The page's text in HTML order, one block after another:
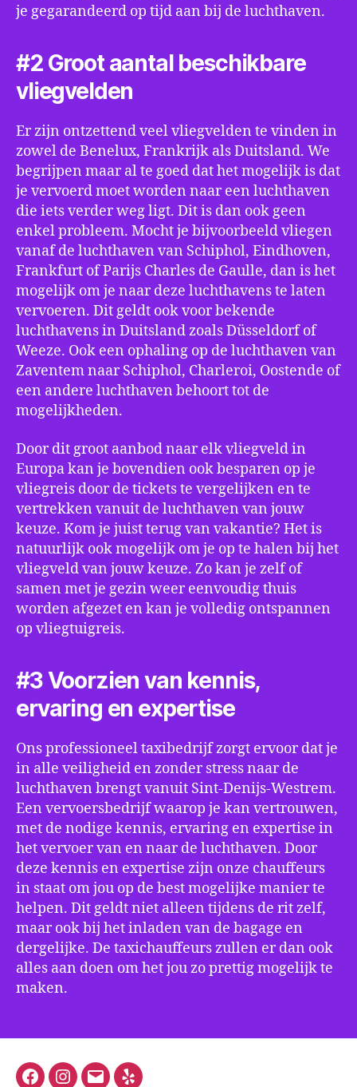
je gegarandeerd op tijd aan bij de luchthaven.
#2 Groot aantal beschikbare
vliegvelden
Er zijn ontzettend veel vliegvelden te vinden in
zowel de Benelux, Frankrijk als Duitsland. We
begrijpen maar al te goed dat het mogelijk is dat
je vervoerd moet worden naar een luchthaven
die iets verder weg ligt. Dit is dan ook geen
enkel probleem. Mocht je bijvoorbeeld vliegen
vanaf de luchthaven van Schiphol, Eindhoven,
Frankfurt of Parijs Charles de Gaulle, dan is het
mogelijk om je naar deze luchthavens te laten
vervoeren. Dit geldt ook voor bekende
luchthavens in Duitsland zoals Düsseldorf of
Weeze. Ook een ophaling op de luchthaven van
Zaventem naar Schiphol, Charleroi, Oostende of
een andere luchthaven behoort tot de
mogelijkheden.
Door dit groot aanbod naar elk vliegveld in
Europa kan je bovendien ook besparen op je
vliegreis door de tickets te vergelijken en te
vertrekken vanuit de luchthaven van jouw
keuze. Kom je juist terug van vakantie? Het is
natuurlijk ook mogelijk om je op te halen bij het
vliegveld van jouw keuze. Zo kan je zelf of
samen met je gezin weer eenvoudig thuis
worden afgezet en kan je volledig ontspannen
op vliegtuigreis.
#3 Voorzien van kennis,
ervaring en expertise
Ons professioneel taxibedrijf zorgt ervoor dat je
in alle veiligheid en zonder stress naar de
luchthaven brengt vanuit Sint-Denijs-Westrem.
Een vervoersbedrijf waarop je kan vertrouwen,
met de nodige kennis, ervaring en expertise in
het vervoer van en naar de luchthaven. Door
deze kennis en expertise zijn onze chauffeurs
in staat om jou op de best mogelijke manier te
helpen. Dit geldt niet alleen tijdens de rit zelf,
maar ook bij het inladen van de bagage en
dergelijke. De taxichauffeurs zullen er dan ook
alles aan doen om het jou zo prettig mogelijk te
maken.